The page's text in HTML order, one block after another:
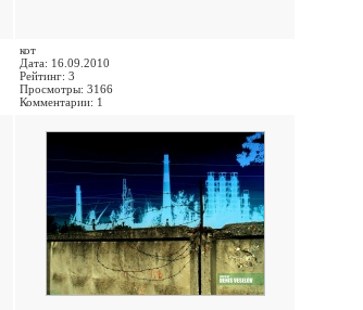
кот
Дата: 16.09.2010
Рейтинг: 3
Просмотры: 3166
Комментарии: 1